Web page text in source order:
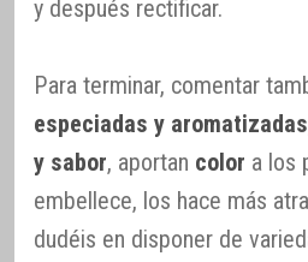
y después rectificar.
Para terminar, comentar
especiadas y aromatizadas
y sabor, aportan color a los
embellece, los hace más
dudéis en disponer de